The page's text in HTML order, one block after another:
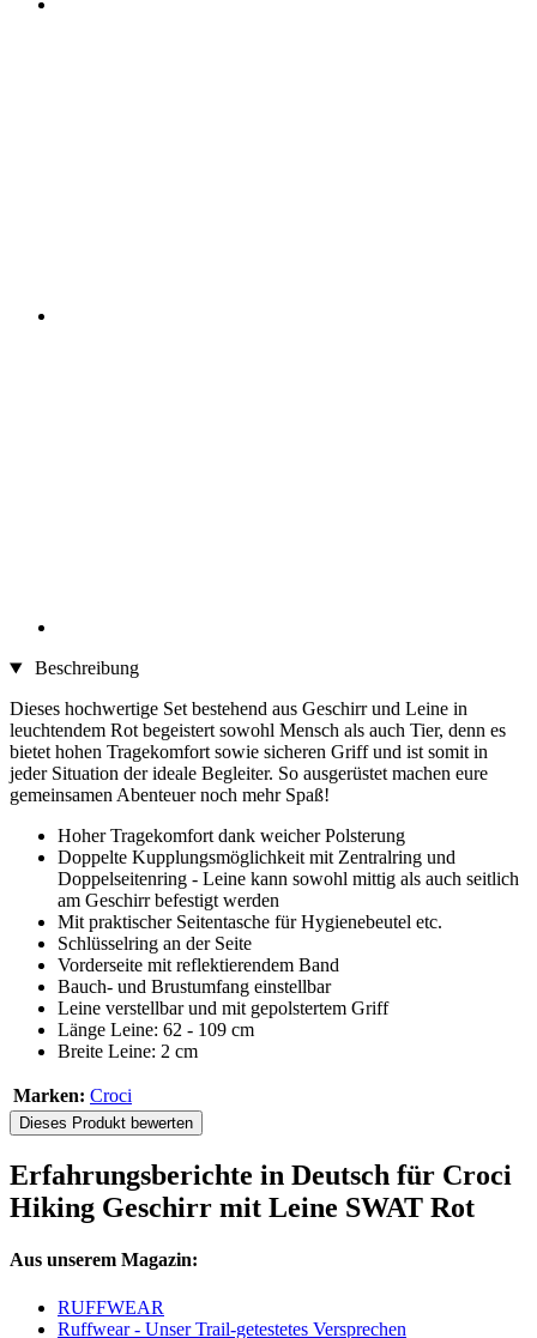
Beschreibung
Dieses hochwertige Set bestehend aus Geschirr und Leine in
leuchtendem Rot begeistert sowohl Mensch als auch Tier, denn es
bietet hohen Tragekomfort sowie sicheren Griff und ist somit in
jeder Situation der ideale Begleiter. So ausgerüstet machen eure
gemeinsamen Abenteuer noch mehr Spaß!
Hoher Tragekomfort dank weicher Polsterung
Doppelte Kupplungsmöglichkeit mit Zentralring und
Doppelseitenring - Leine kann sowohl mittig als auch seitlich
am Geschirr befestigt werden
Mit praktischer Seitentasche für Hygienebeutel etc.
Schlüsselring an der Seite
Vorderseite mit reflektierendem Band
Bauch- und Brustumfang einstellbar
Leine verstellbar und mit gepolstertem Griff
Länge Leine: 62 - 109 cm
Breite Leine: 2 cm
Marken: Croci
Dieses Produkt bewerten
Erfahrungsberichte in Deutsch für Croci
Hiking Geschirr mit Leine SWAT Rot
Aus unserem Magazin:
RUFFWEAR
Ruffwear - Unser Trail-getestetes Versprechen